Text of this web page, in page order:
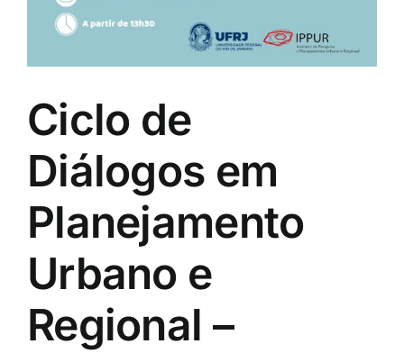
Ciclo de
Diálogos em
Planejamento
Urbano e
Regional –